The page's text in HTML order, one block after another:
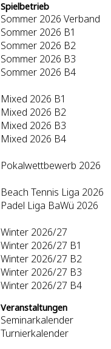
Spielbetrieb
Sommer 2026 Verband
Sommer 2026 B1
Sommer 2026 B2
Sommer 2026 B3
Sommer 2026 B4
Mixed 2026 B1
Mixed 2026 B2
Mixed 2026 B3
Mixed 2026 B4
Pokalwettbewerb 2026
Beach Tennis Liga 2026
Padel Liga BaWü 2026
Winter 2026/27
Winter 2026/27 B1
Winter 2026/27 B2
Winter 2026/27 B3
Winter 2026/27 B4
Veranstaltungen
Seminarkalender
Turnierkalender